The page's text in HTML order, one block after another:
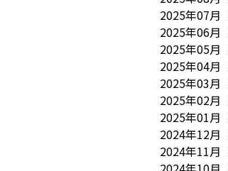
2025年07月
2025年06月
2025年05月
2025年04月
2025年03月
2025年02月
2025年01月
2024年12月
2024年11月